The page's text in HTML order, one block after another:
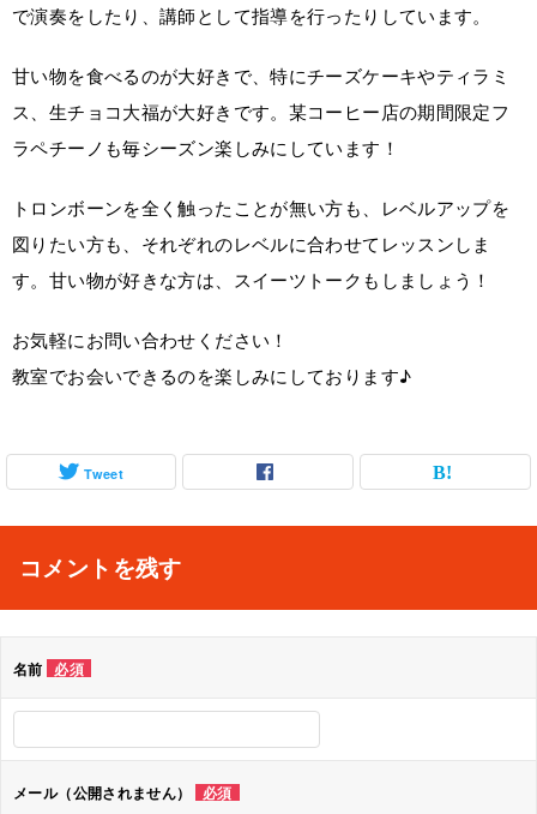
で演奏をしたり、講師として指導を行ったりしています。
甘い物を食べるのが大好きで、特にチーズケーキやティラミ
ス、生チョコ大福が大好きです。某コーヒー店の期間限定フ
ラペチーノも毎シーズン楽しみにしています！
トロンボーンを全く触ったことが無い方も、レベルアップを
図りたい方も、それぞれのレベルに合わせてレッスンしま
す。甘い物が好きな方は、スイーツトークもしましょう！
お気軽にお問い合わせください！
教室でお会いできるのを楽しみにしております♪
Tweet
コメントを残す
名前 必須
メール（公開されません） 必須